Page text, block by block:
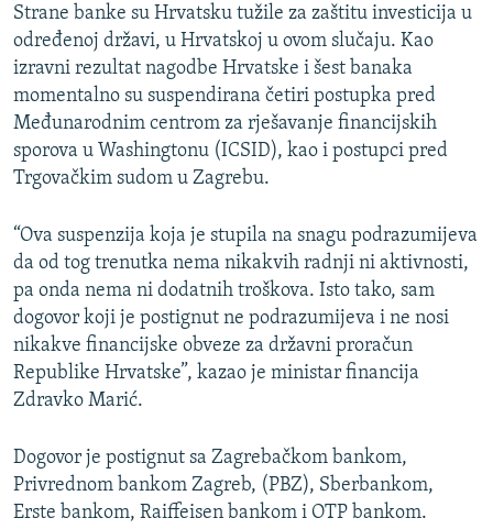
Strane banke su Hrvatsku tužile za zaštitu investicija u
određenoj državi, u Hrvatskoj u ovom slučaju. Kao
izravni rezultat nagodbe Hrvatske i šest banaka
momentalno su suspendirana četiri postupka pred
Međunarodnim centrom za rješavanje financijskih
sporova u Washingtonu (ICSID), kao i postupci pred
Trgovačkim sudom u Zagrebu.
“Ova suspenzija koja je stupila na snagu podrazumijeva
da od tog trenutka nema nikakvih radnji ni aktivnosti,
pa onda nema ni dodatnih troškova. Isto tako, sam
dogovor koji je postignut ne podrazumijeva i ne nosi
nikakve financijske obveze za državni proračun
Republike Hrvatske”, kazao je ministar financija
Zdravko Marić.
Dogovor je postignut sa Zagrebačkom bankom,
Privrednom bankom Zagreb, (PBZ), Sberbankom,
Erste bankom, Raiffeisen bankom i OTP bankom.